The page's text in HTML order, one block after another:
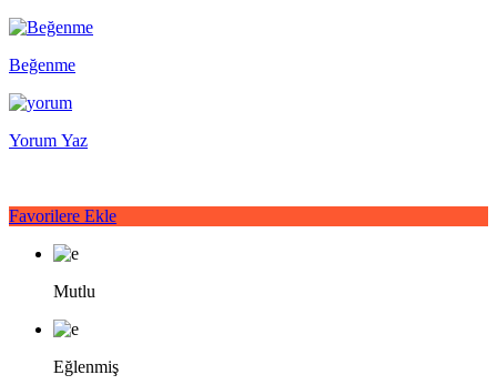
Beğenme
Yorum Yaz
Favorilere Ekle
Mutlu
Eğlenmiş